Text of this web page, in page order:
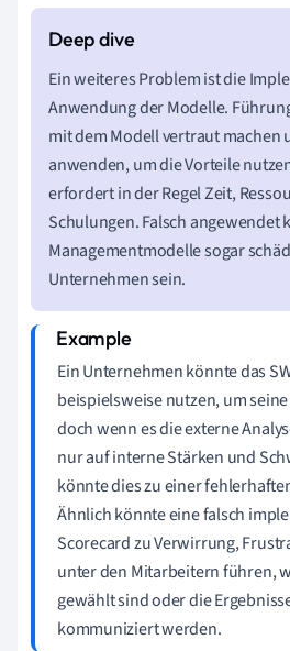
Ein weiteres Problem ist die
Anwendung der Modelle.
mit dem Modell vertraut machen
anwenden, um die Vorteile
erfordert in der Regel Zeit,
Schulungen. Falsch angewendet
Managementmodelle sogar
Unternehmen sein.
Ein Unternehmen könnte das
beispielsweise nutzen, um
doch wenn es die externe
nur auf interne Stärken und
könnte dies zu einer
Ähnlich könnte eine falsch
Scorecard zu Verwirrung,
unter den Mitarbeitern führen,
gewählt sind oder die
kommuniziert werden.